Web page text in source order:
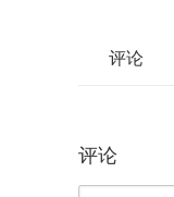
评论
评论